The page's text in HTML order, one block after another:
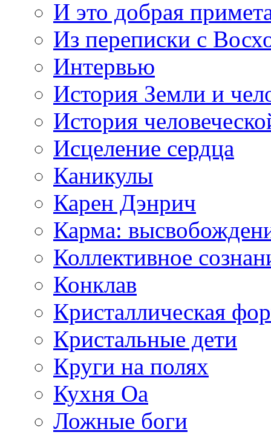
И это добрая
Из переписки с
Интервью
История Земли и
История
Исцеление сердца
Каникулы
Карен Дэнрич
Карма:
Коллективное
Конклав
Кристаллическая
Кристальные дети
Круги на полях
Кухня Оа
Ложные боги